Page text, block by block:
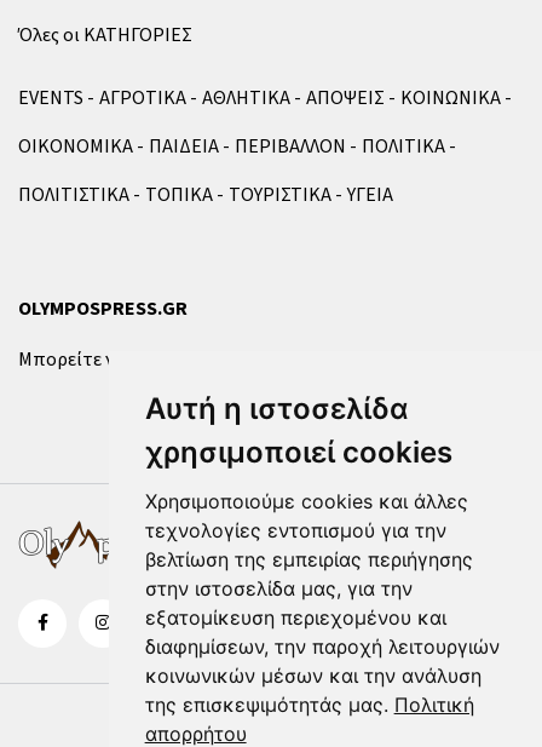
Αυτή η ιστοσελίδα
χρησιμοποιεί cookies
Χρησιμοποιούμε cookies και άλλες
τεχνολογίες εντοπισμού για την
βελτίωση της εμπειρίας περιήγησης
στην ιστοσελίδα μας, για την
εξατομίκευση περιεχομένου και
διαφημίσεων, την παροχή λειτουργιών
κοινωνικών μέσων και την ανάλυση
της επισκεψιμότητάς μας. Πολιτική
απορρήτου
Όλες οι ΚΑΤΗΓΟΡΙΕΣ
EVENTS ΑΓΡΟΤΙΚΑ ΑΘΛΗΤΙΚΑ ΑΠΟΨΕΙΣ
ΚΟΙΝΩΝΙΚΑ
ΟΙΚΟΝΟΜΙΚΑ
ΠΑΙΔΕΙΑ ΠΕΡΙΒΑΛΛΟΝ
ΠΟΛΙΤΙΚΑ
ΠΟΛΙΤΙΣΤΙΚΑ
ΤΟΠΙΚΑ ΤΟΥΡΙΣΤΙΚΑ ΥΓΕΙΑ
OLYMPOSPRESS.GR
Μπορείτε να επικοινωνήσετε μαζί μας μέσω της